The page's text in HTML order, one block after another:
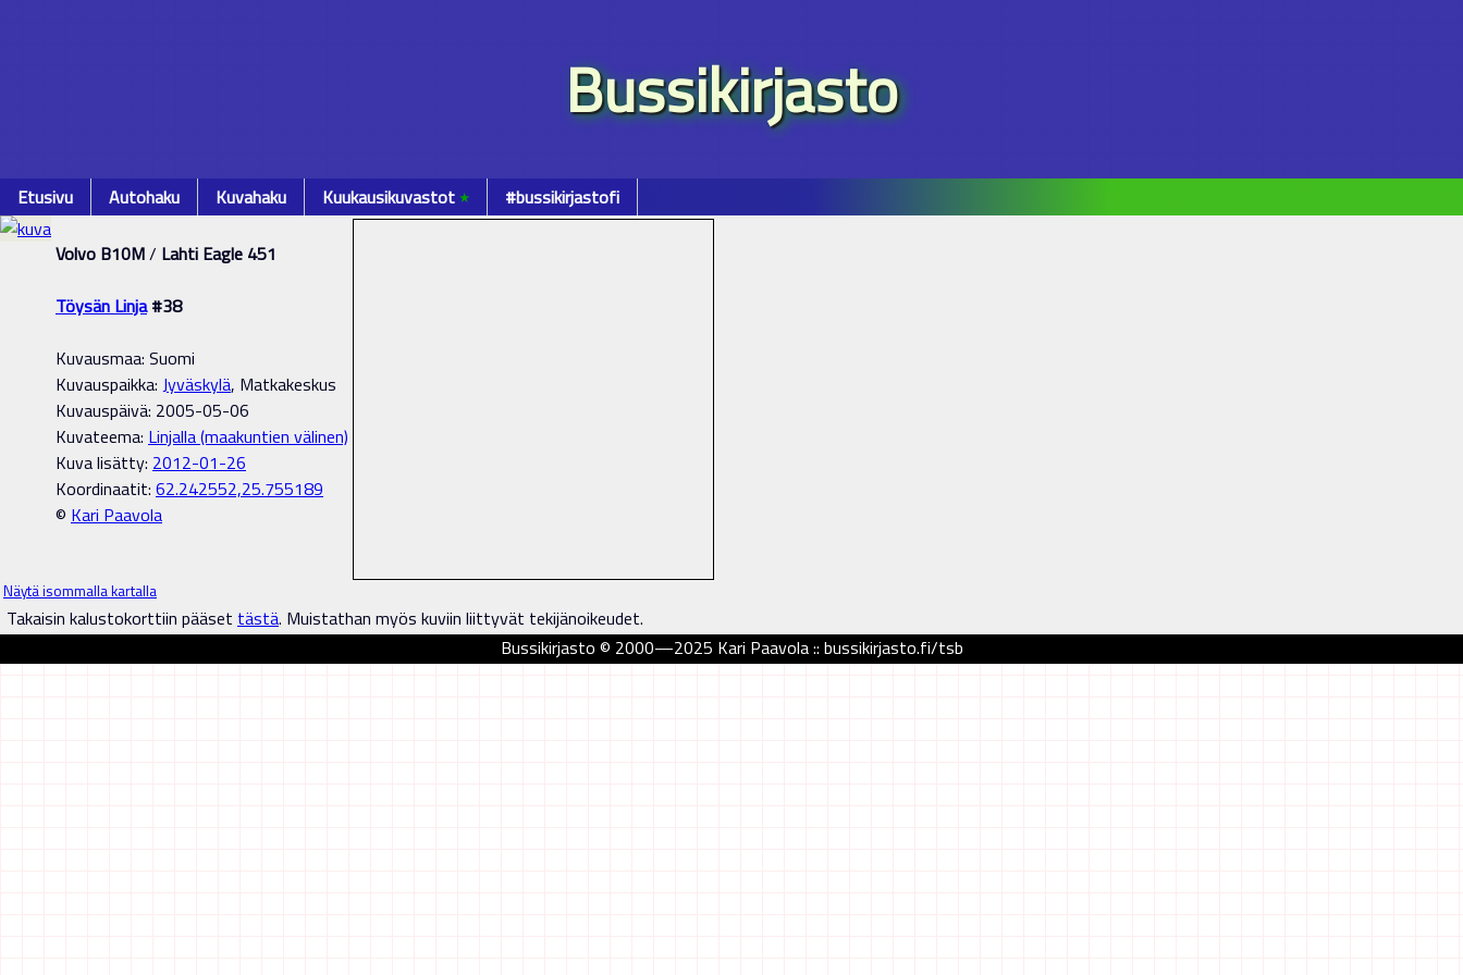
Bussikirjasto
Etusivu Autohaku Kuvahaku Kuukausikuvastot٭ #bussikirjastofi
Volvo B10M/ Lahti Eagle 451
Töysän Linja#38
Kuvausmaa: Suomi
Kuvauspaikka: Jyväskylä, Matkakeskus
Kuvauspäivä: 2005-05-06
Kuvateema: Linjalla (maakuntien välinen)
Kuva lisätty: 2012-01-26
Koordinaatit: 62.242552,25.755189
© Kari Paavola
Näytä isommalla kartalla
Takaisin kalustokorttiin pääset tästä. Muistathan myös kuviin liittyvät tekijänoikeudet.
Bussikirjasto © 2000—2025 Kari Paavola :: bussikirjasto.fi/tsb